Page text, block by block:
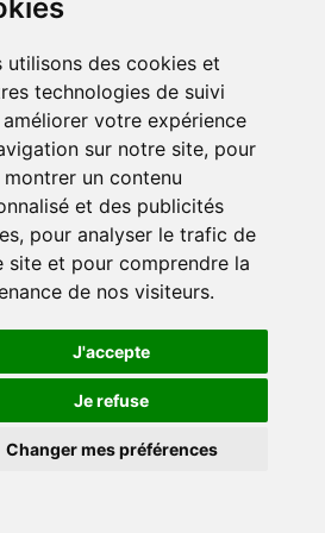
utilisons des cookies et
technologies de suivi
votre expérience
sur notre site, pour
un contenu
et des publicités
pour analyser le trafic de
site et pour comprendre la
de nos visiteurs.
J'accepte
Je refuse
Changer mes préférences